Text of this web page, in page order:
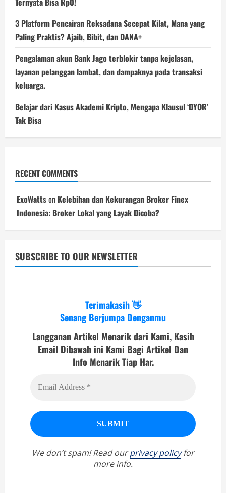
3 Platform Pencairan Reksadana Secepat Kilat, Mana yang
Paling Praktis? Ajaib, Bibit, dan DANA+
Pengalaman akun Bank Jago terblokir tanpa kejelasan,
layanan pelanggan lambat, dan dampaknya pada transaksi
keluarga.
Belajar dari Kasus Akademi Kripto, Mengapa Klausul ‘DYOR’
Tak Bisa
RECENT COMMENTS
ExoWattson Kelebihan dan Kekurangan Broker Finex
Indonesia: Broker Lokal yang Layak Dicoba?
SUBSCRIBE TO OUR NEWSLETTER
Terimakasih 👋
Senang Berjumpa Denganmu
Langganan Artikel Menarik dari Kami, Kasih
Email Dibawah ini Kami Bagi Artikel Dan
Info Menarik Tiap Har.
We don’t spam! Read ourprivacy policyfor
more info.